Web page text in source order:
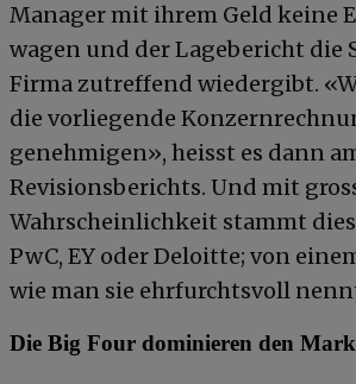
Manager mit ihrem Geld keine
wagen und der Lagebericht die
Firma zutreffend wiedergibt.
die vorliegende
genehmigen», heisst es dann
Revisionsberichts. Und mit
Wahrscheinlichkeit stammt
PwC, EY oder Deloitte; von
wie man sie ehrfurchtsvoll
Die Big Four dominieren den